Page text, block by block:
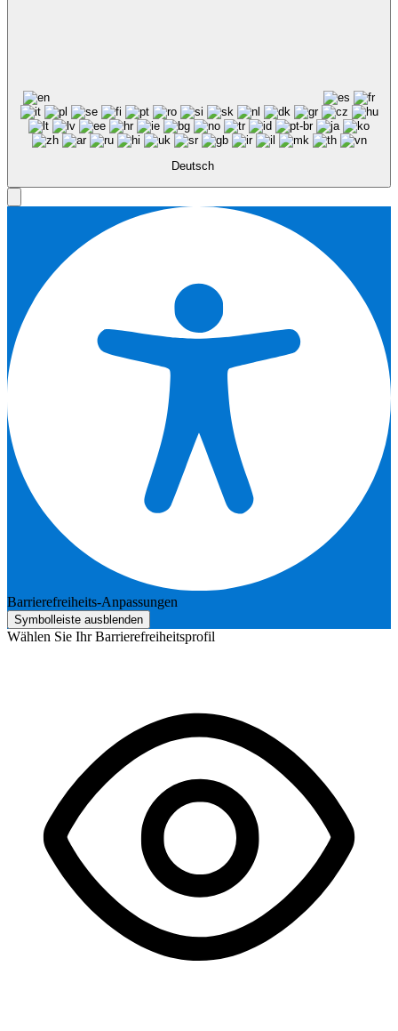
Deutsch
Barrierefreiheits-Anpassungen
Symbolleiste ausblenden
Wählen Sie Ihr Barrierefreiheitsprofil